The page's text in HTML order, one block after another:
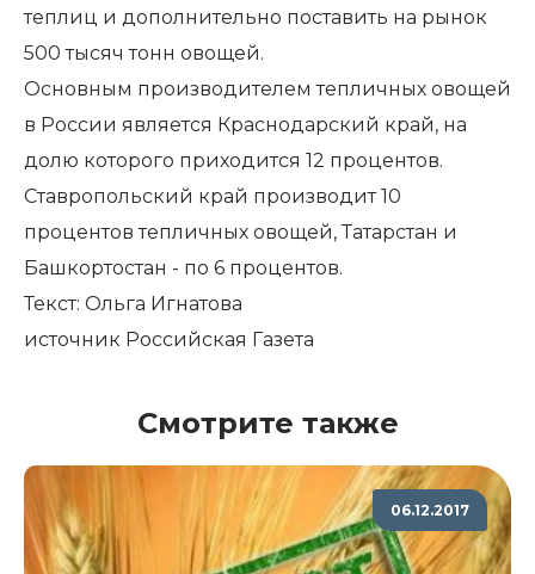
теплиц и дополнительно поставить на рынок
500 тысяч тонн овощей.
Основным производителем тепличных овощей
в России является Краснодарский край, на
долю которого приходится 12 процентов.
Ставропольский край производит 10
процентов тепличных овощей, Татарстан и
Башкортостан - по 6 процентов.
Текст: Ольга Игнатова
источник Российская Газета
Смотрите также
06.12.2017